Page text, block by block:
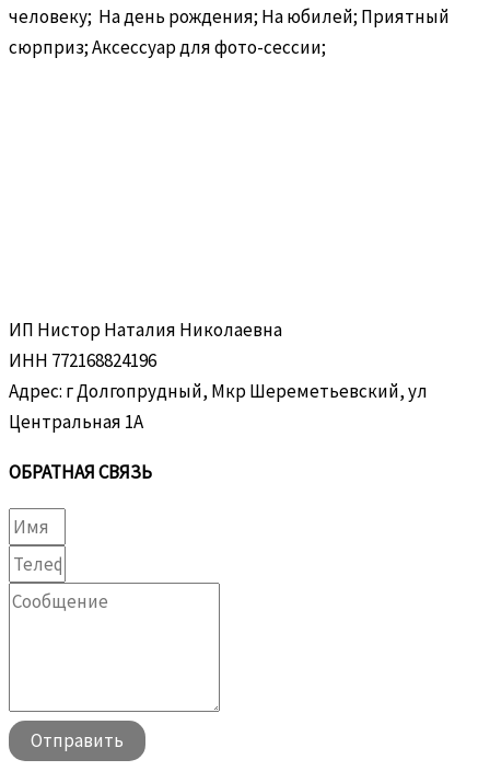
человеку; На день рождения; На юбилей; Приятный
сюрприз; Аксессуар для фото-сессии;
ИП Нистор Наталия Николаевна
ИНН 772168824196
Адрес: г Долгопрудный, Мкр Шереметьевский, ул
Центральная 1А
ОБРАТНАЯ СВЯЗЬ
Отправить